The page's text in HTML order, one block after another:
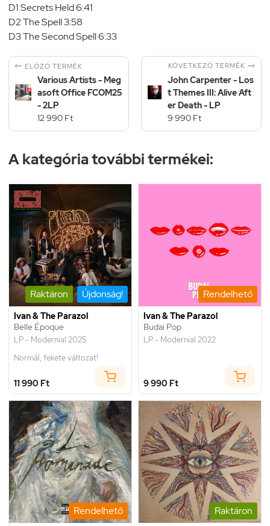
D1 Secrets Held 6:41
D2 The Spell 3:58
D3 The Second Spell 6:33
 ELŐZŐ TERMÉK
Various Artists - Meg
asoft Office FCOM25
- 2LP
12 990 Ft
KÖVETKEZŐ TERMÉK 
John Carpenter - Los
t Themes III: Alive Aft
er Death - LP
9 990 Ft
A kategória további termékei:
Raktáron Újdonság!
Ivan & The Parazol
Belle Époque
LP - Modernial 2025
Normál, fekete változat!
11 990 Ft
Rendelhető
Ivan & The Parazol
Budai Pop
LP - Modernial 2022
9 990 Ft
Rendelhető Raktáron